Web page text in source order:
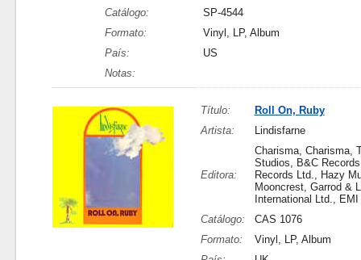
Catálogo:
SP-4544
Formato:
Vinyl, LP, Album
País:
US
Notas:
Título:
Roll On, Ruby
Artista:
Lindisfarne
Editora:
Charisma, Charisma,
Studios, B&C
Records Ltd., Hazy
Mooncrest, Garrod &
International Ltd.,
Catálogo:
CAS 1076
Formato:
Vinyl, LP, Album